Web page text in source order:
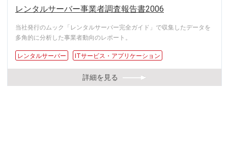
レンタルサーバー事業者調査報告書2006
当社発行のムック「レンタルサーバー完全ガイド」で収集したデータを
多角的に分析した事業者動向のレポート。
レンタルサーバー ITサービス・アプリケーション
詳細を見る